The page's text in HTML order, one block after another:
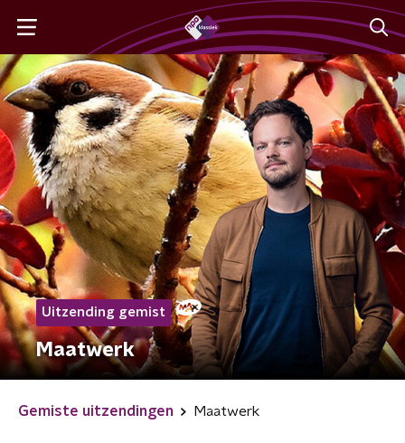
Uitzending gemist
Maatwerk
Gemiste uitzendingen Maatwerk